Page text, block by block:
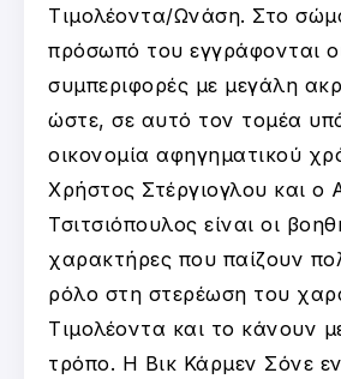
Τιμολέοντα/Ωνάση. Στο
πρόσωπό του εγγράφονται
συμπεριφορές με μεγάλη
ώστε, σε αυτό τον τομέα
οικονομία αφηγηματικού
Χρήστος Στέργιογλου και ο
Τσιτσιόπουλος είναι οι
χαρακτήρες που παίζουν
ρόλο στη στερέωση του
Τιμολέοντα και το κάνουν
τρόπο. Η Βικ Κάρμεν Σόνε